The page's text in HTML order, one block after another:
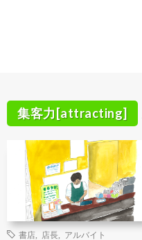
集客力[attracting]
書店 店長 アルバイト